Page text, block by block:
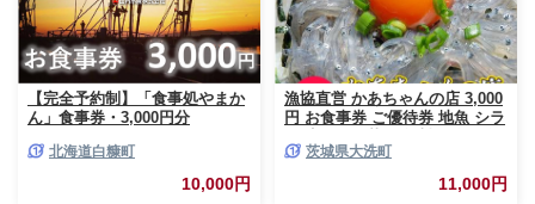
【完全予約制】「食事処やまか
ん」食事券・3,000円分
北海道白糠町
10,000円
漁協直営 かあちゃんの店 3,000
円 お食事券 ご優待券 地魚 シラ
茨城県大洗町
11,000円